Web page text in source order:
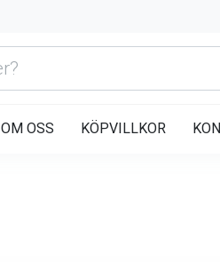
OM OSS KÖPVILLKOR